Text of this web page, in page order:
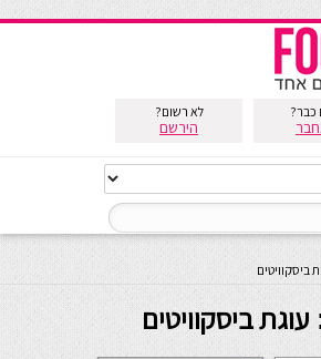
כבר? לא רשום?
הירשם
ביסקוויטים
עוגת ביסקוויטים